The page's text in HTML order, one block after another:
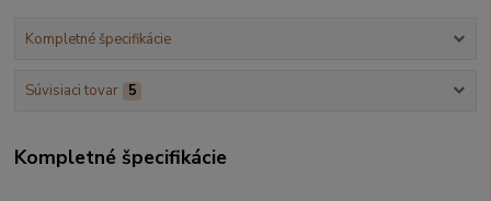
Kompletné špecifikácie
Súvisiaci tovar 5
Kompletné špecifikácie